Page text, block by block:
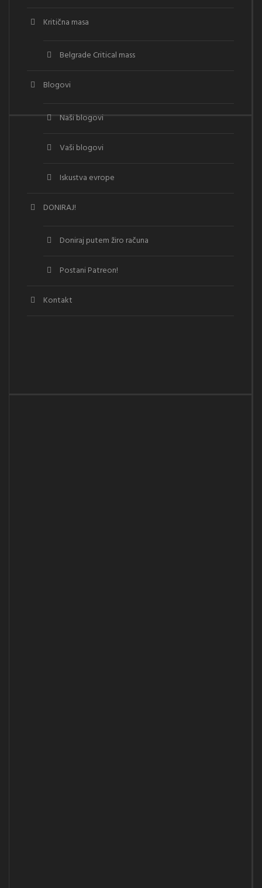
Kritična masa
Belgrade Critical mass
Blogovi
Naši blogovi
Vaši blogovi
Iskustva evrope
DONIRAJ!
Doniraj putem žiro računa
Postani Patreon!
Kontakt